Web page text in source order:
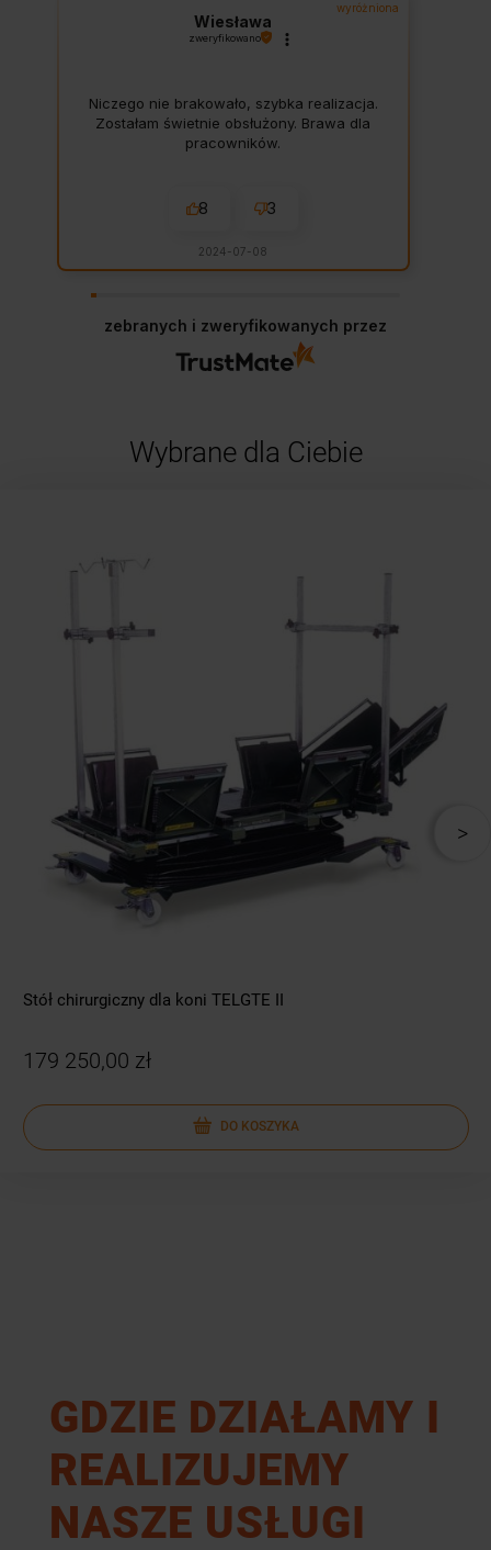
wyróżniona
Wiesława
zweryfikowano
Niczego nie brakowało, szybka realizacja.
Zostałam świetnie obsłużony. Brawa dla
pracowników.
8 3
2024-07-08
zebranych i zweryfikowanych przez
Wybrane dla Ciebie
Stół chirurgiczny dla koni TELGTE II
179 250,00 zł
DO KOSZYKA
GDZIE DZIAŁAMY I
REALIZUJEMY
NASZE USŁUGI